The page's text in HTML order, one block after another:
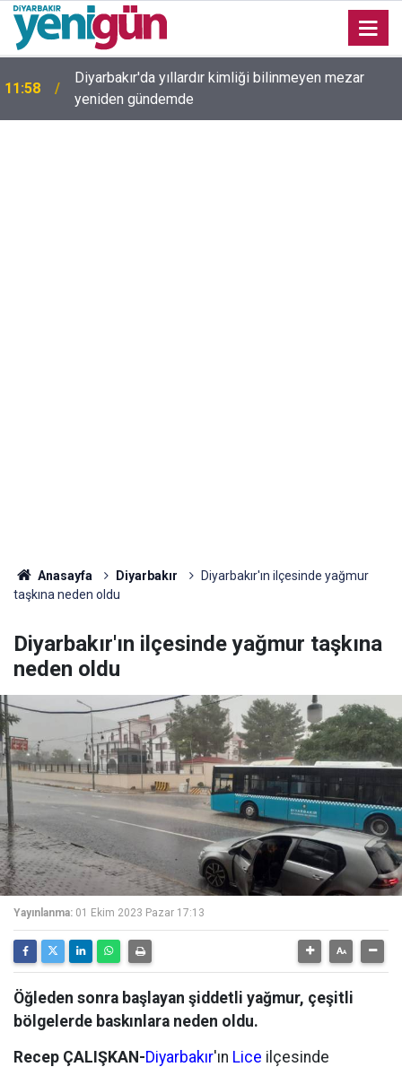
11:58
Diyarbakır'da yıllardır kimliği bilinmeyen mezar
yeniden gündemde
11:43 Diyarbakır’da inek az sahibine saldırdı
Anasayfa Diyarbakır
Diyarbakır'ın ilçesinde yağmur
taşkına neden oldu
Diyarbakır'ın ilçesinde yağmur taşkına
neden oldu
Yayınlanma: 01 Ekim 2023 Pazar 17:13
Öğleden sonra başlayan şiddetli yağmur, çeşitli
bölgelerde baskınlara neden oldu.
Recep ÇALIŞKAN-Diyarbakır'ın Lice ilçesinde